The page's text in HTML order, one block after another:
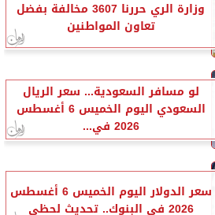
وزارة الري حررنا 3607 مخالفة بفضل
تعاون المواطنين
لو مسافر السعودية... سعر الريال
السعودي اليوم الخميس 6 أغسطس
2026 في...
سعر الدولار اليوم الخميس 6 أغسطس
2026 في البنوك.. تحديث لحظي